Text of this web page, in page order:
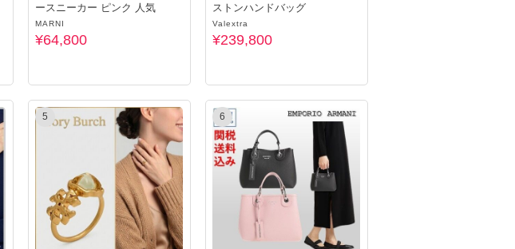
ースニーカー ピンク 人気
MARNI
¥64,800
ストンハンドバッグ
Valextra
¥239,800
5 6